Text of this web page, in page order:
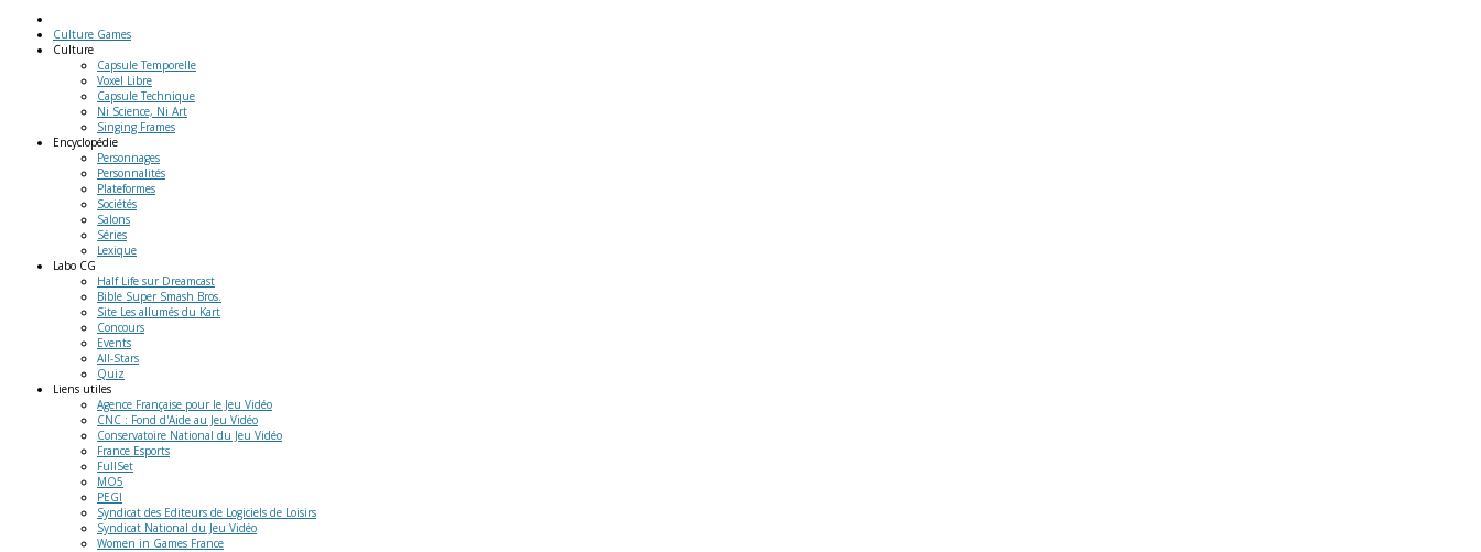
Culture Games
Culture
Capsule Temporelle
Voxel Libre
Capsule Technique
Ni Science, Ni Art
Singing Frames
Encyclopédie
Personnages
Personnalités
Plateformes
Sociétés
Salons
Séries
Lexique
Labo CG
Half Life sur Dreamcast
Bible Super Smash Bros.
Site Les allumés du Kart
Concours
Events
All-Stars
Quiz
Liens utiles
Agence Française pour le Jeu Vidéo
CNC : Fond d'Aide au Jeu Vidéo
Conservatoire National du Jeu Vidéo
France Esports
FullSet
MO5
PEGI
Syndicat des Editeurs de Logiciels de Loisirs
Syndicat National du Jeu Vidéo
Women in Games France